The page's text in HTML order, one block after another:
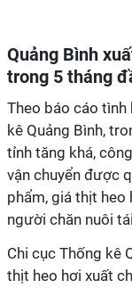
Quảng Bình
trong 5 tháng
Theo báo cáo tình
kê Quảng Bình,
tỉnh tăng khá,
vận chuyển được
phẩm, giá thịt heo
người chăn nuôi
Chi cục Thống kê
thịt heo hơi xuất